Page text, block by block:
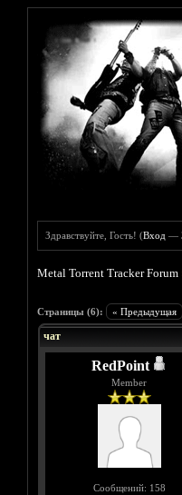
Здравствуйте, Гость! (Вход —
Metal Torrent Tracker Forum
Страницы (6): « Предыдущая
чат
RedPoint
Member
Сообщений: 158